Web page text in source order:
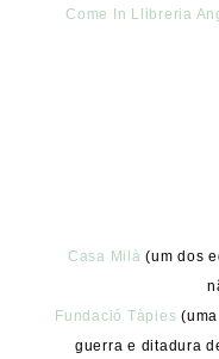
Come In Llibreria
Casa Milà (um dos
Fundació Tàpies
guerra e ditadura